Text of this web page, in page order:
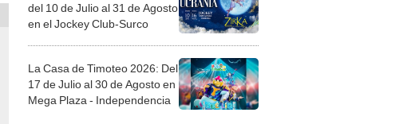
del 10 de Julio al 31 de Agosto
en el Jockey Club-Surco
La Casa de Timoteo 2026: Del
17 de Julio al 30 de Agosto en
Mega Plaza - Independencia